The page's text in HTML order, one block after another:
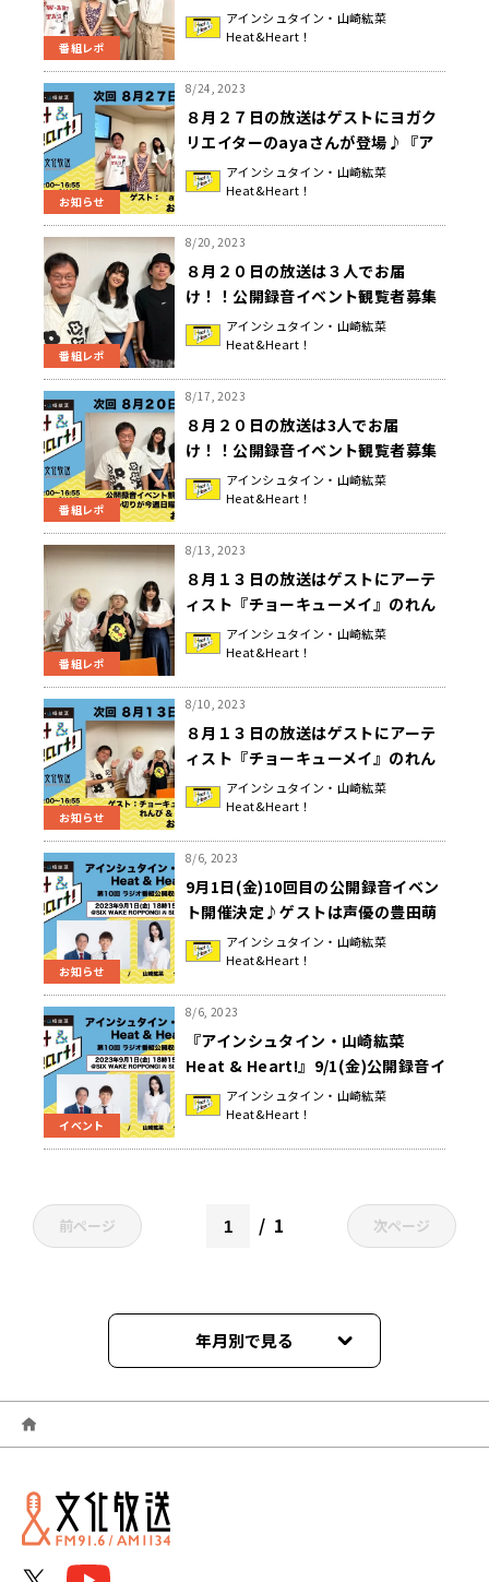
番組レポ
でおなか痩せストレッチを実践
♪『アインシュタイン・山崎紘菜
アインシュタイン・山崎紘菜
Heat&Heart！
お知らせ
8/24, 2023
８月２７日の放送はゲストにヨガク
リエイターのayaさんが登場♪『ア
インシュタイン・山崎紘菜
Heat&Heart!』
アインシュタイン・山崎紘菜
Heat&Heart！
番組レポ
8/20, 2023
８月２０日の放送は３人でお届
け！！公開録音イベント観覧者募集
締め切りが今日まで！『アインシュ
タイン・山崎紘菜 Heat&Heart!』
アインシュタイン・山崎紘菜
Heat&Heart！
番組レポ
8/17, 2023
８月２０日の放送は3人でお届
け！！公開録音イベント観覧者募集
締め切りが今週まで！『アインシュ
タイン・山崎紘菜 Heat&Heart!』
アインシュタイン・山崎紘菜
Heat&Heart！
番組レポ
8/13, 2023
８月１３日の放送はゲストにアーテ
ィスト『チョーキューメイ』のれん
ぴさんと、空閑興一郎さんが登場♪
むしろ仲良し！？２人揃ってやらか
紘菜 Heat&Heart!』
アインシュタイン・山崎紘菜
Heat&Heart！
お知らせ
8/10, 2023
８月１３日の放送はゲストにアーテ
ィスト『チョーキューメイ』のれん
ぴさんと、空閑興一郎さんが登場
♪『アインシュタイン・山崎紘菜
アインシュタイン・山崎紘菜
Heat&Heart！
お知らせ
8/6, 2023
9月1日(金)10回目の公開録音イベン
ト開催決定♪ゲストは声優の豊田萌
絵さんが登場！『アインシュタイ
ン・山崎紘菜 Heat&Heart!』
アインシュタイン・山崎紘菜
Heat&Heart！
イベント
8/6, 2023
『アインシュタイン・山崎紘菜
Heat & Heart!』9/1(金)公開録音イ
ベントを開催！声優の豊田萌絵がゲ
ストで登場
アインシュタイン・山崎紘菜
Heat&Heart！
前ページ 1 次ページ
年月別で見る
2026年08月
2026年07月
2026年06月